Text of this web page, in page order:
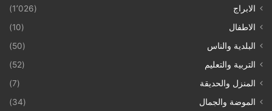
الابراج
(1٬026)
الاطفال
(10)
البلدية والناس
(50)
التربية والتعليم
(52)
المنزل والحديقة
(7)
الموضة والجمال
(34)